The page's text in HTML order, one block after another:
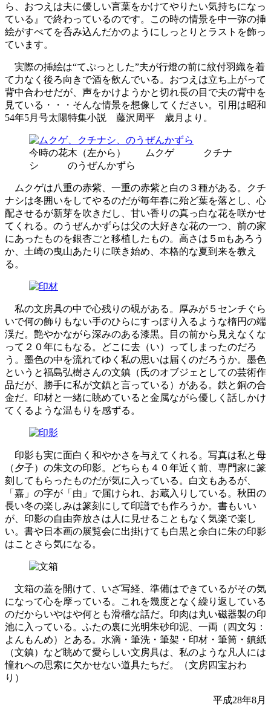
ら、おつえは夫に優しい言葉をかけてやりたい気持ちになっ
ている』で終わっているのです。この時の情景を中一弥の挿
絵がすべてを呑み込んだかのようにしっとりとラストを飾っ
ています。
実際の挿絵は“てぷっとした”夫が行燈の前に紋付羽織を着
て力なく後ろ向きで酒を飲んでいる。おつえは立ち上がって
背中合わせだが、声をかけようかと切れ長の目で夫の背中を
見ている・・・そんな情景を想像してください。引用は昭和
54年5月号太陽特集小説 藤沢周平 歳月より。
今時の花木（左から） ムクゲ クチナ
シ のうぜんかずら
ムクゲは八重の赤紫、一重の赤紫と白の３種がある。クチ
ナシは冬囲いをしてやるのだが毎年春に殆ど葉を落とし、心
配させるが新芽を吹きだし、甘い香りの真っ白な花を咲かせ
てくれる。のうぜんかずらは父の大好きな花の一つ、前の家
にあったものを銀杏ごと移植したもの。高さは５mもあろう
か、土崎の曳山あたりに咲き始め、本格的な夏到来を教え
る。
私の文房具の中で心残りの硯がある。厚みが５センチぐら
いで何の飾りもない手のひらにすっぽり入るような楕円の端
渓だ。艶やかながら深みのある漆黒。目の前から見えなくな
って２０年にもなる。どこに去（い）ってしまったのだろ
う。墨色の中を流れてゆく私の思いは届くのだろうか。墨色
というと福島弘樹さんの文鎮（氏のオブジェとしての芸術作
品だが、勝手に私が文鎮と言っている）がある。鉄と銅の合
金だ。印材と一緒に眺めていると金属ながら優しく話しかけ
てくるような温もりを感ずる。
印影も実に面白く和やかさを与えてくれる。写真は私と母
（夕子）の朱文の印影。どちらも４０年近く前、専門家に篆
刻してもらったものだが気に入っている。白文もあるが、
「嘉」の字が「由」で届けられ、お蔵入りしている。秋田の
長い冬の楽しみは篆刻にして印譜でも作ろうか。書もいい
が、印影の自由奔放さは人に見せることもなく気楽で楽し
い。書や日本画の展覧会に出掛けても白黒と余白に朱の印影
はことさら気になる。
文箱の蓋を開けて、いざ写経、準備はできているがその気
になって心を摩っている。これを幾度となく繰り返している
のだからいやはや何とも滑稽な話だ。印肉は丸い磁器製の印
池に入っている。ふたの裏に光明朱砂印泥、一両（四文匁：
よんもんめ）とある。水滴・筆洗・筆架・印材・筆筒・鎮紙
（文鎮）など眺めて愛らしい文房具は、私のような凡人には
憧れへの思索に欠かせない道具たちだ。（文房四宝おわ
り）
平成28年8月